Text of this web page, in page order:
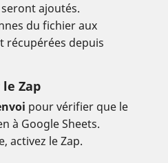
ajoutés.
du fichier aux
récupérées depuis
Zap
pour vérifier que le
à Google Sheets.
activez le Zap.